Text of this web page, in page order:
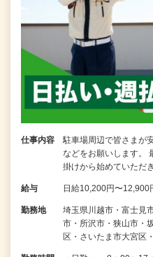
仕事内容
駐車場周辺で皆さまが
などをお願いします。
掛けから始めていただ
給与 日給10,200円〜12,900
勤務地
埼玉県川越市・富士見
市・所沢市・狭山市・
区・さいたま市大宮区